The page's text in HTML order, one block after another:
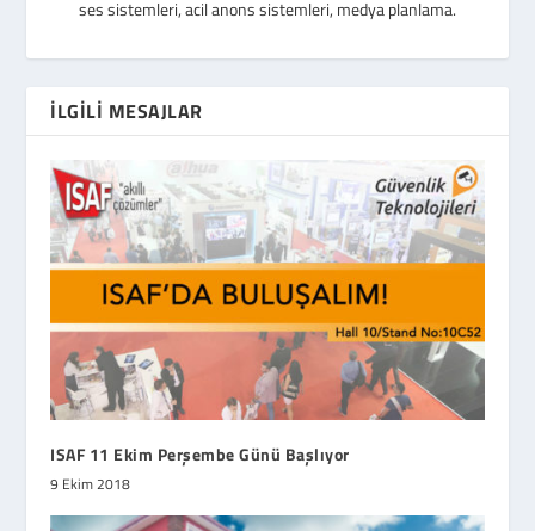
ses sistemleri, acil anons sistemleri, medya planlama.
İLGILI MESAJLAR
ISAF 11 Ekim Perşembe Günü Başlıyor
9 Ekim 2018